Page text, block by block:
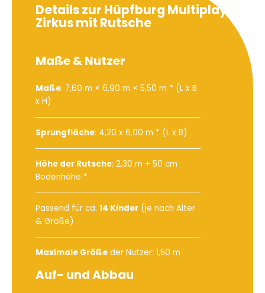
Details zur Hüpfburg Multiplay
Zirkus mit Rutsche
Maße & Nutzer
Maße: 7,60 m × 6,90 m × 5,50 m * (L x B
x H)
Sprungfläche: 4,20 x 6,00 m * (L x B)
Höhe der Rutsche: 2,30 m + 50 cm
Bodenhöhe *
Passend für ca. 14 Kinder (je nach Alter
& Größe)
Maximale Größe der Nutzer: 1,50 m
Auf- und Abbau